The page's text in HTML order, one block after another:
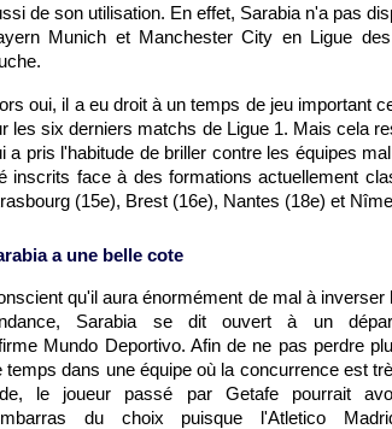
de son utilisation. En effet, Sarabia n'a pas
Munich et Manchester City en Ligue
oui, il a eu droit à un temps de jeu important
les six derniers matchs de Ligue 1. Mais cela
a pris l'habitude de briller contre les équipes
inscrits face à des formations actuellement
(15e), Brest (16e), Nantes (18e) et
a une belle cote
qu'il aura énormément de mal à inverser
Sarabia se dit ouvert à un
Mundo Deportivo. Afin de ne pas perdre
temps dans une équipe où la concurrence est
le joueur passé par Getafe pourrait
du choix puisque l'Atletico